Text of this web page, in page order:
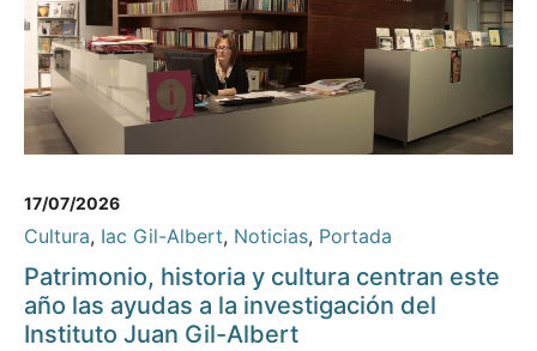
17/07/2026
Cultura, Iac Gil-Albert, Noticias, Portada
Patrimonio, historia y cultura centran este
año las ayudas a la investigación del
Instituto Juan Gil-Albert